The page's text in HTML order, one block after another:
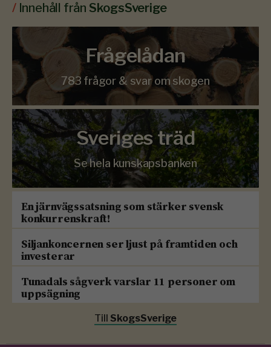
/ Innehåll från SkogsSverige
Frågelådan
783 frågor & svar om skogen
Sveriges träd
Se hela kunskapsbanken
En järnvägssatsning som stärker svensk
konkurrenskraft!
Siljankoncernen ser ljust på framtiden och
investerar
Tunadals sågverk varslar 11 personer om
uppsägning
Till SkogsSverige